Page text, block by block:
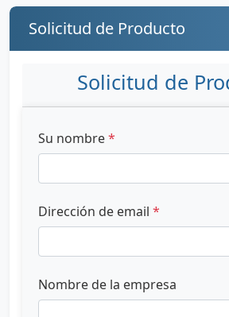
Solicitud de Producto
Solicitud de
Su nombre*
Dirección de email *
Nombre de la empresa